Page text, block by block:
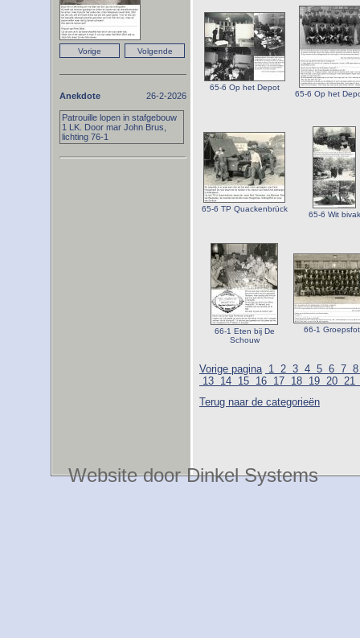
65-6 Op het Depot
65-6 Op het
65-6 TP Quackenbrück
65-6 Wit bivak
66-1 Eten bij De
Schouw
66-1
Vorige pagina 1 2 3 4 5 6 7
13 14 15 16 17 18 19 20 21
Terug naar de categorieën
Anekdote 26-2-2026
Patrouille lopen in stafgebouw
1 LK. Door mar John Brus,
lichting 76-1
Website door Dinkel Systems